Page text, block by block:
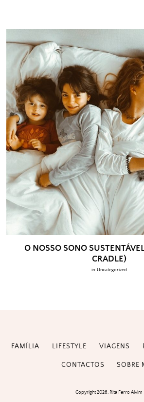
O NOSSO SONO
CRADLE)
in: Uncategorized
FAMÍLIA LIFESTYLE VIAGENS
CONTACTOS SOBRE
Copyright 2026. Rita Ferro Alvim